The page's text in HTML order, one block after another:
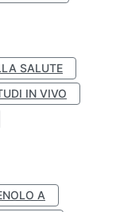
SALUTE
IN VIVO
A